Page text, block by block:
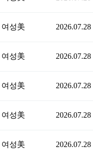
여성美 2026.07.28
여성美 2026.07.28
여성美 2026.07.28
여성美 2026.07.28
여성美 2026.07.28